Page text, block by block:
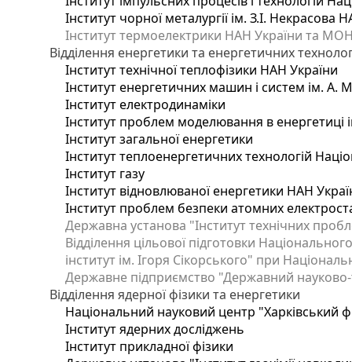
Інститут чорної металургії ім. З.І. Некрасова
Інститут термоелектрики НАН України та
Відділення енергетики та енергетичних
Інститут технічної теплофізики НАН України
Інститут енергетичних машин і систем ім. А.
Інститут електродинаміки
Інститут проблем моделювання в енергетиці
Інститут загальної енергетики
Інститут теплоенергетичних технологій
Інститут газу
Інститут відновлюваної енергетики НАН
Інститут проблем безпеки атомних
Державна установа "Інститут технічних
Відділення цільової підготовки
інститут ім. Ігоря Сікорського" при
Державне підприємство "Державний науково-
Відділення ядерної фізики та енергетики
Національний науковий центр "Харківський
Інститут ядерних досліджень
Інститут прикладної фізики